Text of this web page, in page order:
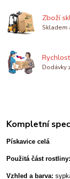
Zboží
Skladem
Dodávky
Kompletní
Pískavice celá
Použitá část
Vzhled a barva: